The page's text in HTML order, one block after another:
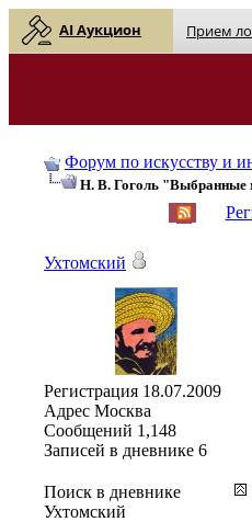
AI Аукцион Прием
Форум по искусству и
Н. В. Гоголь "Выбранные
Ухтомский
Регистрация 18.07.2009
Адрес Москва
Сообщений 1,148
Записей в дневнике 6
Поиск в дневнике
Ухтомский